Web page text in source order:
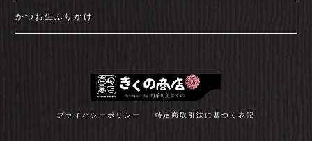
かつお生ふりかけ
プライバシーポリシー 特定商取引法に基づく表記